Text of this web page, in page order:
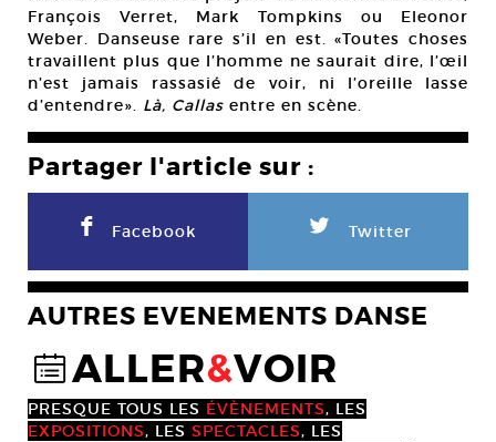
François Verret, Mark Tompkins ou Eleonor
Weber. Danseuse rare s’il en est. «Toutes choses
travaillent plus que l’homme ne saurait dire, l’œil
n’est jamais rassasié de voir, ni l’oreille lasse
d’entendre». Là, Callas entre en scène.
Partager l'article sur :
F Facebook L Twitter
AUTRES EVENEMENTS DANSE
@ALLER&VOIR
PRESQUE TOUS LES ÉVÈNEMENTS, LES
EXPOSITIONS, LES SPECTACLES, LES